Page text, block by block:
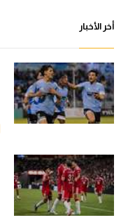
أخر الأخبار